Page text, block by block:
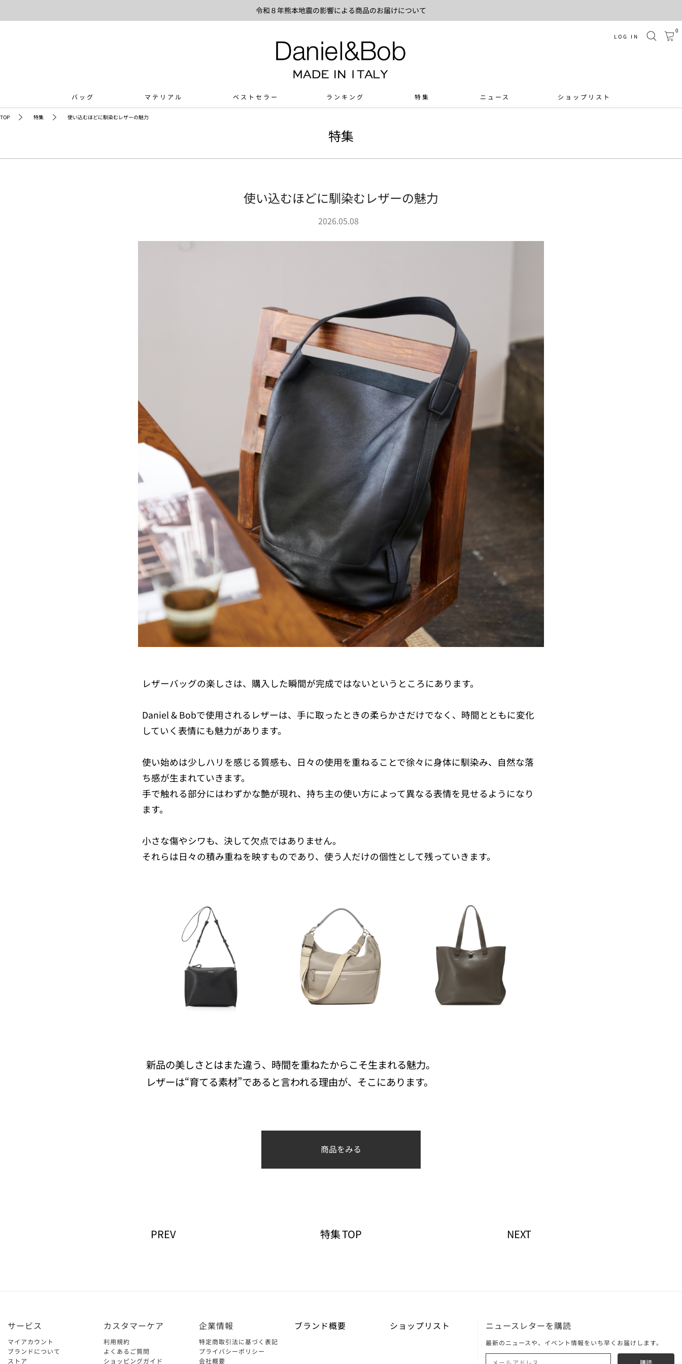
令和８年熊本地震の影響による商品のお届けについて
LOG IN
0
バッグ マテリアル ベストセラー ランキング 特集 ニュース ショップリスト
TOP 特集 使い込むほどに馴染むレザーの魅力
特集
使い込むほどに馴染むレザーの魅力
2026.05.08
レザーバッグの楽しさは、購入した瞬間が完成ではないというところにあります。
Daniel & Bobで使用されるレザーは、手に取ったときの柔らかさだけでなく、時間とともに変化
していく表情にも魅力があります。
使い始めは少しハリを感じる質感も、日々の使用を重ねることで徐々に身体に馴染み、自然な落
ち感が生まれていきます。
手で触れる部分にはわずかな艶が現れ、持ち主の使い方によって異なる表情を見せるようになり
ます。
小さな傷やシワも、決して欠点ではありません。
それらは日々の積み重ねを映すものであり、使う人だけの個性として残っていきます。
新品の美しさとはまた違う、時間を重ねたからこそ生まれる魅力。
レザーは“育てる素材”であると言われる理由が、そこにあります。
商品をみる
特集 TOP
PREV NEXT
サービス
マイアカウント
ブランドについて
ストア
カスタマーケア
利用規約
よくあるご質問
ショッピングガイド
企業情報
特定商取引法に基づく表記
プライバシーポリシー
会社概要
ブランド概要 ショップリスト ニュースレターを購読
最新のニュースや、イベント情報をいち早くお届けします。